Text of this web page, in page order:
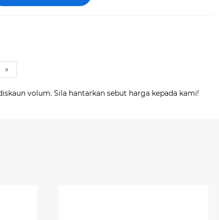
»
volum. Sila hantarkan sebut harga kepada kami!